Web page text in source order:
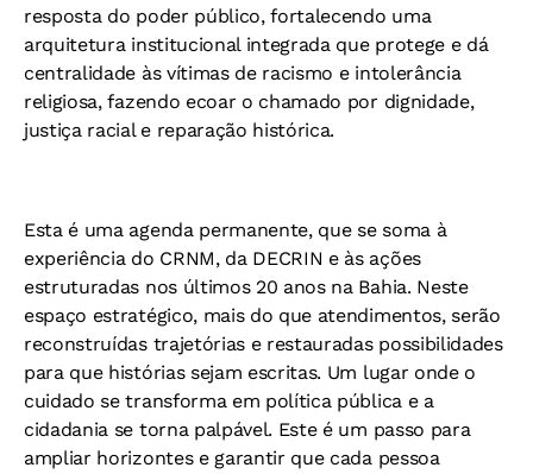
resposta do poder público, fortalecendo uma
arquitetura institucional integrada que protege e dá
centralidade às vítimas de racismo e intolerância
religiosa, fazendo ecoar o chamado por dignidade,
justiça racial e reparação histórica.
Esta é uma agenda permanente, que se soma à
experiência do CRNM, da DECRIN e às ações
estruturadas nos últimos 20 anos na Bahia. Neste
espaço estratégico, mais do que atendimentos, serão
reconstruídas trajetórias e restauradas possibilidades
para que histórias sejam escritas. Um lugar onde o
cuidado se transforma em política pública e a
cidadania se torna palpável. Este é um passo para
ampliar horizontes e garantir que cada pessoa